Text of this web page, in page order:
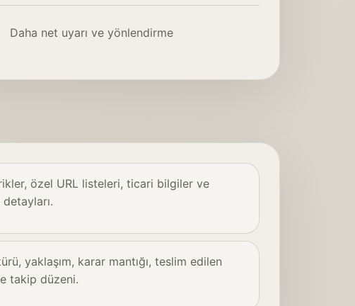
Daha net uyarı ve yönlendirme
özel URL listeleri, ticari bilgiler ve
yaklaşım, karar mantığı, teslim edilen
takip düzeni.